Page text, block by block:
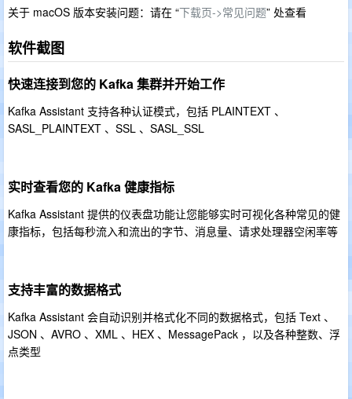
关于 macOS 版本安装问题：请在 “下载页->常见问题” 处查看
软件截图
快速连接到您的 Kafka 集群并开始工作
Kafka Assistant 支持各种认证模式，包括 PLAINTEXT 、
SASL_PLAINTEXT 、SSL 、SASL_SSL
实时查看您的 Kafka 健康指标
Kafka Assistant 提供的仪表盘功能让您能够实时可视化各种常见的健
康指标，包括每秒流入和流出的字节、消息量、请求处理器空闲率等
支持丰富的数据格式
Kafka Assistant 会自动识别并格式化不同的数据格式，包括 Text 、
JSON 、AVRO 、XML 、HEX 、MessagePack ，以及各种整数、浮
点类型